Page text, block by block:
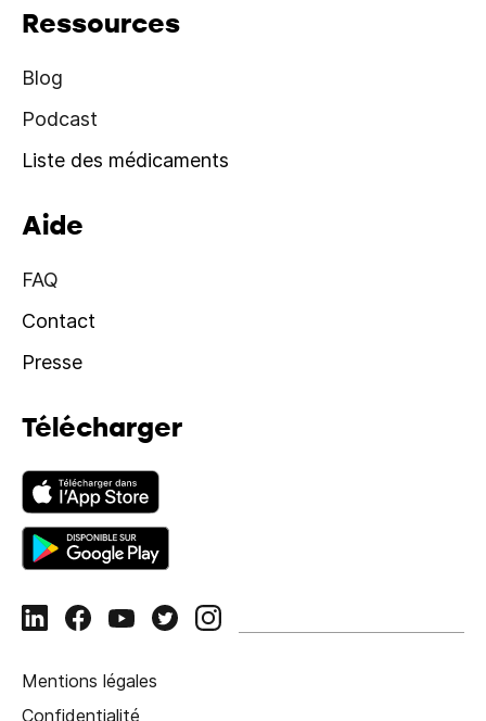
Ressources
Blog
Podcast
Liste des médicaments
Aide
FAQ
Contact
Presse
Télécharger
Mentions légales
Confidentialité